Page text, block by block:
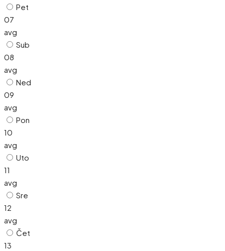
Pet
07
avg
Sub
08
avg
Ned
09
avg
Pon
10
avg
Uto
11
avg
Sre
12
avg
Čet
13